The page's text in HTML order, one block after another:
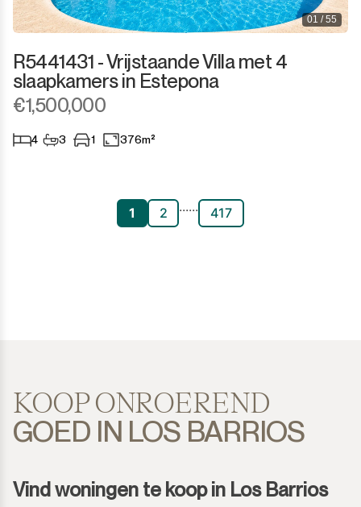
01 / 55
R5441431 - Vrijstaande Villa met 4
slaapkamers in Estepona
€1,500,000
4 3 1 376m²
1 2 ...... 417
KOOP ONROEREND
GOED IN LOS BARRIOS
Vind woningen te koop in Los Barrios